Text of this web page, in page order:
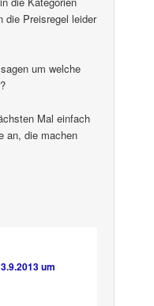
die Preisregel leider
um welche
Mal einfach
an, die machen
um